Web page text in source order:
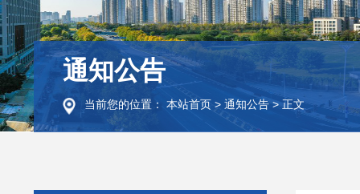
通知公告
当前您的位置： 本站首页 > 通知公告 >正文